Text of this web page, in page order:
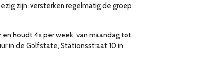
zijn, versterken regelmatig de groep
houdt 4x per week, van maandag tot
in de Golfstate, Stationsstraat 10 in